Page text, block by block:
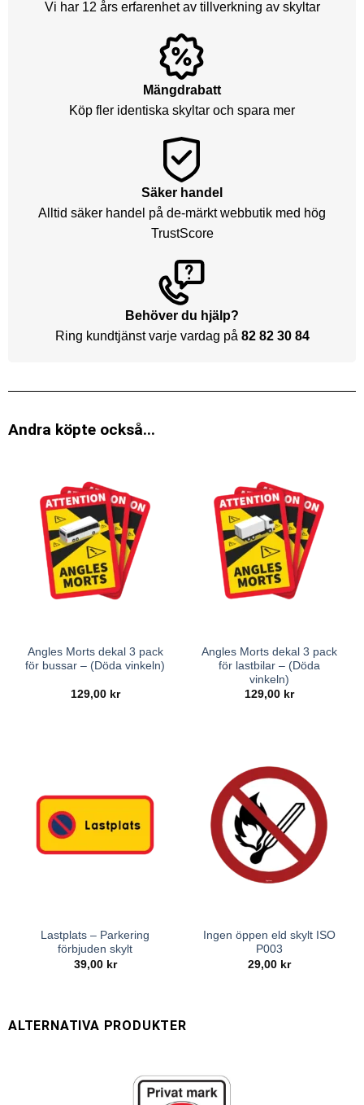
Vi har 12 års erfarenhet av tillverkning av skyltar
Mängdrabatt
Köp fler identiska skyltar och spara mer
Säker handel
Alltid säker handel på de-märkt webbutik med hög
TrustScore
Behöver du hjälp?
Ring kundtjänst varje vardag på 82 82 30 84
Andra köpte också...
Angles Morts dekal 3 pack
för bussar – (Döda vinkeln)
129,00 kr
Angles Morts dekal 3 pack
för lastbilar – (Döda
vinkeln)
129,00 kr
Lastplats – Parkering
förbjuden skylt
39,00 kr
Ingen öppen eld skylt ISO
P003
29,00 kr